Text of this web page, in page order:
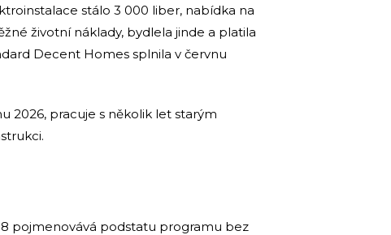
stálo 3 000 liber, nabídka na
životní náklady, bydlela jinde a platila
Decent Homes splnila v červnu
2026, pracuje s několik let starým
pojmenovává podstatu programu bez